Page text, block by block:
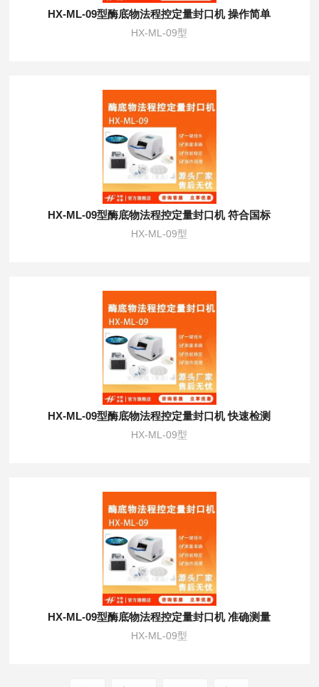
HX-ML-09型酶底物法程控定量封口机 操作简单
HX-ML-09型
HX-ML-09型酶底物法程控定量封口机 符合国标
HX-ML-09型
HX-ML-09型酶底物法程控定量封口机 快速检测
HX-ML-09型
HX-ML-09型酶底物法程控定量封口机 准确测量
HX-ML-09型